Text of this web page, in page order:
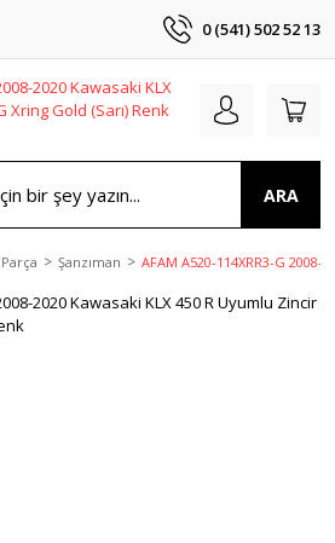
0 (541) 502 52 13
ARA
Şanzıman AFAM A520-114XRR3-G 2008-